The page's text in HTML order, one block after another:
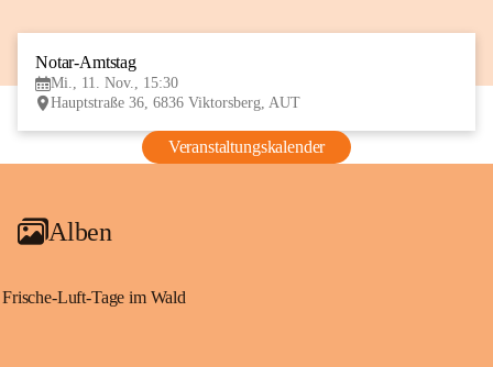
Notar-Amtstag
Mi., 11. Nov., 15:30
Hauptstraße 36, 6836 Viktorsberg, AUT
Veranstaltungskalender
Alben
Frische-Luft-Tage im Wald